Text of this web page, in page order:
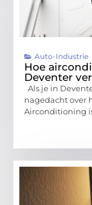
Auto-Industrie
Hoe
Deventer
Als je in
nagedacht over
Airconditioning